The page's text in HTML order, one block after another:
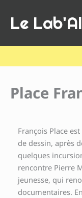
contenu
Le
Place
François Place
de dessin, après
quelques
rencontre Pierre
jeunesse, qui
documentaires.